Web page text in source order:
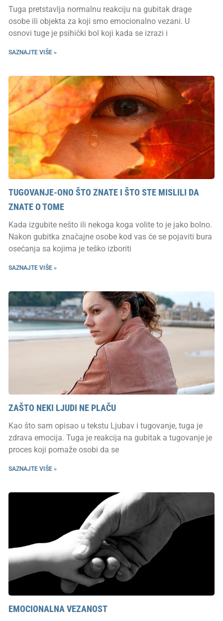
Tuga pretstavlja normalnu reakciju na gubitak drage
osobe ili objekta za koji smo emocionalno vezani. U
osnovi tuge je psihički bol koji kada se izrazi i
SAZNAJTE VIŠE »
TUGOVANJE-ONO ŠTO ZNATE I ŠTO STE MISLILI DA
ZNATE O TOME
Kada izgubite nešto ili nekoga koga volite to je jako bolno.
Nakon gubitka značajne osobe kod vas će se pojaviti bura
osećanja sa kojima je teško izboriti
SAZNAJTE VIŠE »
ZAŠTO NEKI LJUDI NE PLAČU
Kao što sam opisao u tekstu Ljubav i tugovanje, tuga je
zdrava emocija. Tuga je reakcija na gubitak a tugovanje je
proces koji pomaže osobi da se
SAZNAJTE VIŠE »
EMOCIONALNA VEZANOST